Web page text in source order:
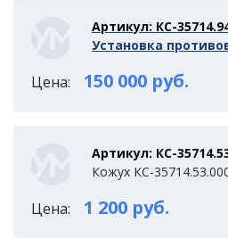
Артикул: КС-
Установка
Цена: 150 000 руб.
Артикул: КС-
Кожух КС-
Цена: 1 200 руб.